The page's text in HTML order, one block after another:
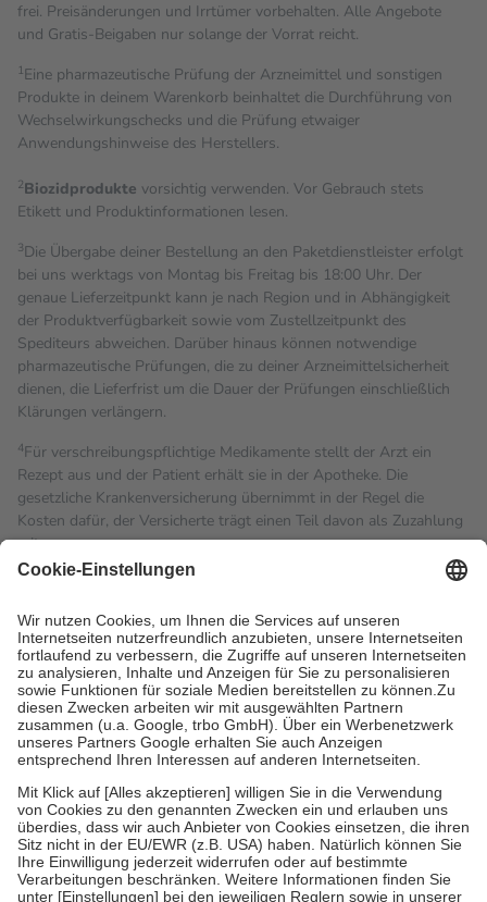
frei. Preisänderungen und Irrtümer vorbehalten. Alle Angebote
und Gratis-Beigaben nur solange der Vorrat reicht.
1Eine pharmazeutische Prüfung der Arzneimittel und sonstigen
Produkte in deinem Warenkorb beinhaltet die Durchführung von
Wechselwirkungschecks und die Prüfung etwaiger
Anwendungshinweise des Herstellers.
2Biozidprodukte vorsichtig verwenden. Vor Gebrauch stets
Etikett und Produktinformationen lesen.
3Die Übergabe deiner Bestellung an den Paketdienstleister erfolgt
bei uns werktags von Montag bis Freitag bis 18:00 Uhr. Der
genaue Lieferzeitpunkt kann je nach Region und in Abhängigkeit
der Produktverfügbarkeit sowie vom Zustellzeitpunkt des
Spediteurs abweichen. Darüber hinaus können notwendige
pharmazeutische Prüfungen, die zu deiner Arzneimittelsicherheit
dienen, die Lieferfrist um die Dauer der Prüfungen einschließlich
Klärungen verlängern.
4Für verschreibungspflichtige Medikamente stellt der Arzt ein
Rezept aus und der Patient erhält sie in der Apotheke. Die
gesetzliche Krankenversicherung übernimmt in der Regel die
Kosten dafür, der Versicherte trägt einen Teil davon als Zuzahlung
mit.
Grundsätzlich leisten Mitglieder Zuzahlungen in Höhe von zehn
höchstens zehn Euro.
Es sind jedoch nie mehr als die
tatsächlichen Kosten der Leistung zu entrichten.
Diese Regeln gelten grundsätzlich auch für Online-Apotheken.
Bei Heilmitteln und häuslicher Krankenpflege beträgt die
Zuzahlung zehn Prozent der Kosten sowie zehn Euro je
Verordnung.
Um das Engagement der Versicherten für ihre eigene Gesundheit
zu stärken und die besondere Stellung der Familie zu unterstützen,
fallenkeine Zuzahlungenan bei:
• Kindern und Jugendlichen bis zum vollendeten 18. Lebensjahr
mit Ausnahme der Fahrkosten
• Untersuchungen zur Vorsorge und Früherkennung, die von der
GKV getragen werden